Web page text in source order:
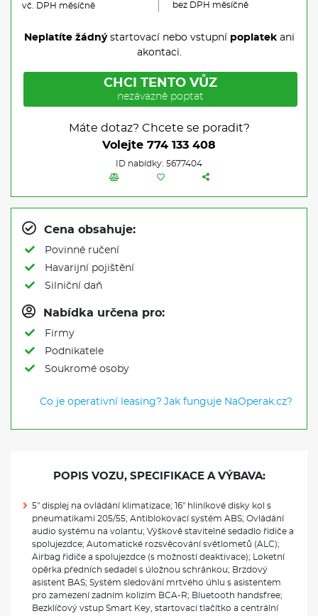
vč. DPH měsíčně bez DPH měsíčně
Neplatíte žádnýstartovací nebo vstupní poplatekani
akontaci.
CHCI TENTO VŮZ
nezávazně poptat
Máte dotaz? Chcete se poradit?
Volejte 774 133 408
ID nabídky: 5677404
Cena obsahuje:
Povinné ručení
Havarijní pojištění
Silniční daň
Nabídka určena pro:
Firmy
Podnikatele
Soukromé osoby
Co je operativní leasing? Jak funguje NaOperak.cz?
POPIS VOZU, SPECIFIKACE A VÝBAVA:
5" displej na ovládání klimatizace; 16" hliníkové disky kol s
pneumatikami 205/55; Antiblokovací systém ABS; Ovládání
audio systému na volantu; Výškově stavitelné sedadlo řidiče a
spolujezdce; Automatické rozsvěcování světlometů (ALC);
Airbag řidiče a spolujezdce (s možností deaktivace); Loketní
opěrka předních sedadel s úložnou schránkou; Brzdový
asistent BAS; Systém sledování mrtvého úhlu s asistentem
pro zamezení zadním kolizím BCA-R; Bluetooth handsfree;
Bezklíčový vstup Smart Key, startovací tlačítko a centrální